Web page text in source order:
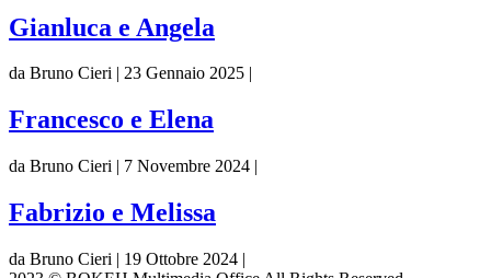
Gianluca e Angela
da Bruno Cieri | 23 Gennaio 2025 |
Francesco e Elena
da Bruno Cieri | 7 Novembre 2024 |
Fabrizio e Melissa
da Bruno Cieri | 19 Ottobre 2024 |